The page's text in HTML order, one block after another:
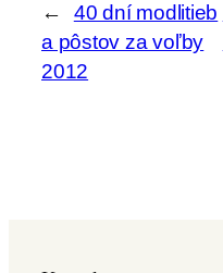
←
40 dní modlitieb
a pôstov za voľby
2012